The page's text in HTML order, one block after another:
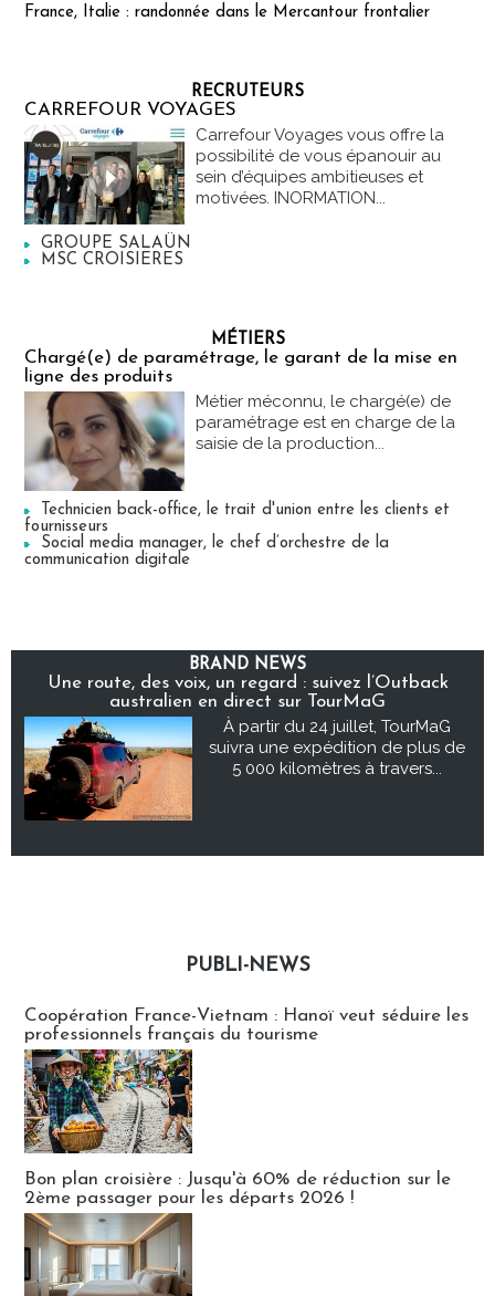
France, Italie : randonnée dans le Mercantour frontalier
RECRUTEURS
CARREFOUR VOYAGES
Carrefour Voyages vous offre la
possibilité de vous épanouir au
sein d’équipes ambitieuses et
motivées. INORMATION...
GROUPE SALAÜN
MSC CROISIERES
MÉTIERS
Chargé(e) de paramétrage, le garant de la mise en
ligne des produits
Métier méconnu, le chargé(e) de
paramétrage est en charge de la
saisie de la production...
Technicien back-office, le trait d'union entre les clients et
fournisseurs
Social media manager, le chef d’orchestre de la
communication digitale
BRAND NEWS
Une route, des voix, un regard : suivez l’Outback
australien en direct sur TourMaG
À partir du 24 juillet, TourMaG
suivra une expédition de plus de
5 000 kilomètres à travers...
PUBLI-NEWS
Coopération France-Vietnam : Hanoï veut séduire les
professionnels français du tourisme
Bon plan croisière : Jusqu'à 60% de réduction sur le
2ème passager pour les départs 2026 !